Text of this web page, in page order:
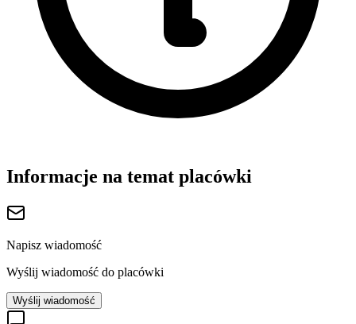
Informacje na temat placówki
Napisz wiadomość
Wyślij wiadomość do placówki
Wyślij wiadomość